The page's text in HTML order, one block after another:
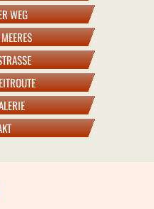
WEG